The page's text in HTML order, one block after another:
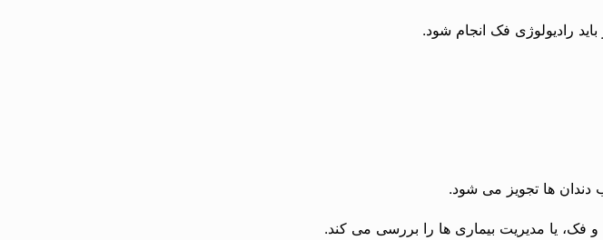
رادیولوژی فک انجام شود.
ها تجویز می شود.
فک، یا مدیریت بیماری ها را بررسی می کند.